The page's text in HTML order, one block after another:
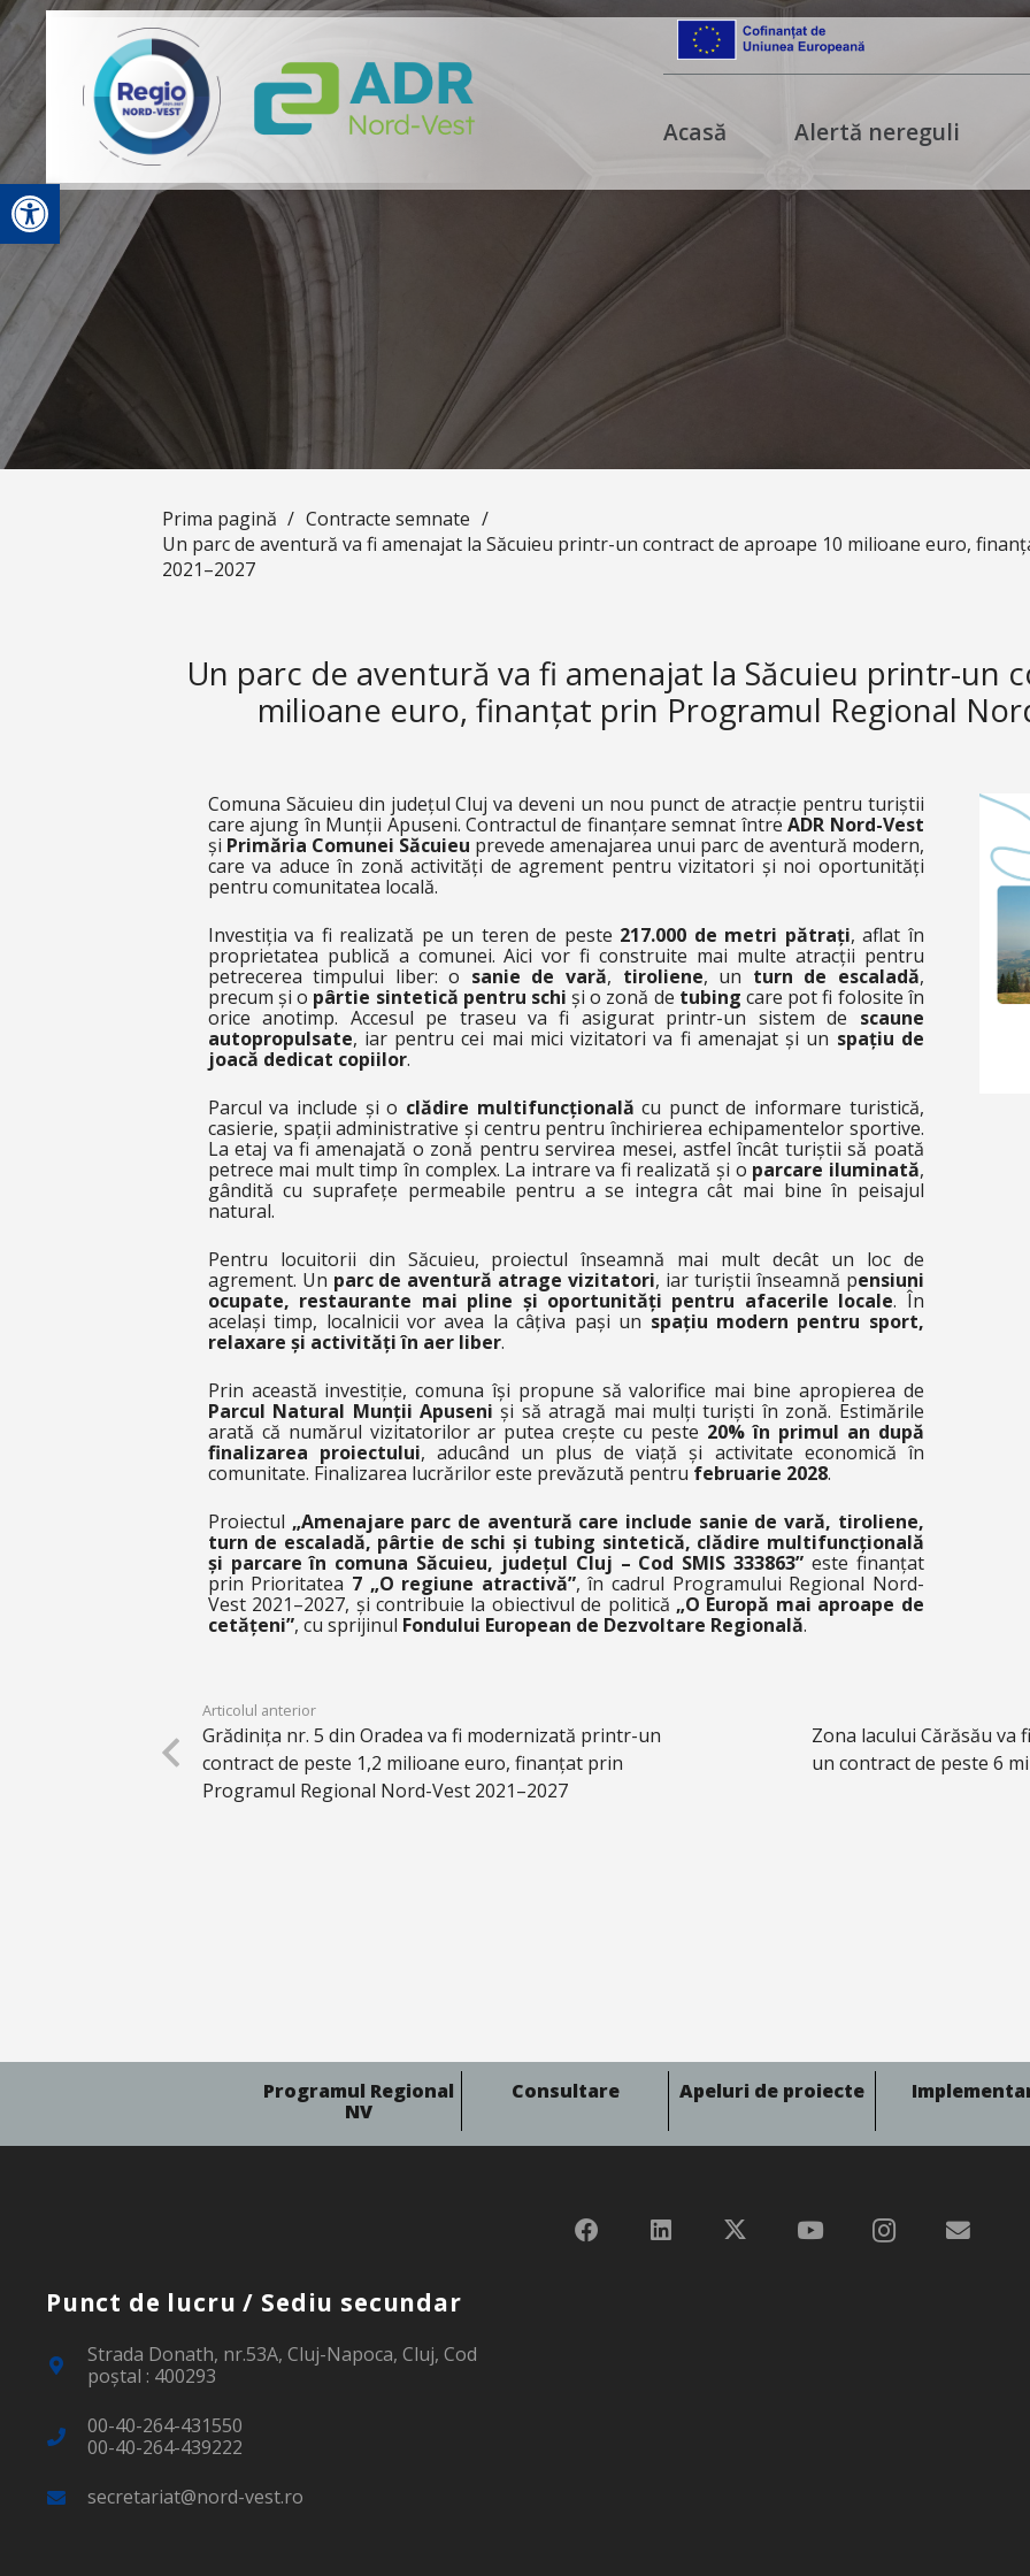
Deschide bara de unelte
Acasă Alertă nereguli
Prima pagină / Contracte semnate /
Un parc de aventură va fi amenajat la Săcuieu printr-un contract de aproape 10 milioane euro,
2021–2027
Un parc de aventură va fi amenajat la Săcuieu printr-un
milioane euro, finanțat prin Programul Regional
Comuna Săcuieu din județul Cluj va deveni un nou punct de atracție pentru turiștii
care ajung în Munții Apuseni. Contractul de finanțare semnat întreADR Nord-Vest
și Primăria Comunei Săcuieu prevede amenajarea unui parc de aventură modern,
care va aduce în zonă activități de agrement pentru vizitatori și noi oportunități
pentru comunitatea locală.
Investiția va fi realizată pe un teren de peste 217.000 de metri pătrați, aflat în
proprietatea publică a comunei. Aici vor fi construite mai multe atracții pentru
petrecerea timpului liber: o sanie de vară, tiroliene, un turn de escaladă,
precum și o pârtie sintetică pentru schi și o zonă de tubing care pot fi folosite în
orice anotimp. Accesul pe traseu va fi asigurat printr-un sistem de scaune
autopropulsate, iar pentru cei mai mici vizitatori va fi amenajat și un spațiu de
joacă dedicat copiilor.
Parcul va include și o clădire multifuncțională cu punct de informare turistică,
casierie, spații administrative și centru pentru închirierea echipamentelor sportive.
La etaj va fi amenajată o zonă pentru servirea mesei, astfel încât turiștii să poată
petrece mai mult timp în complex. La intrare va fi realizată și o parcare iluminată,
gândită cu suprafețe permeabile pentru a se integra cât mai bine în peisajul
natural.
Pentru locuitorii din Săcuieu, proiectul înseamnă mai mult decât un loc de
agrement. Un parc de aventură atrage vizitatori, iar turiștii înseamnă pensiuni
ocupate, restaurante mai pline și oportunități pentru afacerile locale. În
același timp, localnicii vor avea la câțiva pași un spațiu modern pentru sport,
relaxare și activități în aer liber.
Prin această investiție, comuna își propune să valorifice mai bine apropierea de
Parcul Natural Munții Apuseni și să atragă mai mulți turiști în zonă. Estimările
arată că numărul vizitatorilor ar putea crește cu peste 20% în primul an după
finalizarea proiectului, aducând un plus de viață și activitate economică în
comunitate. Finalizarea lucrărilor este prevăzută pentru februarie 2028.
Proiectul „Amenajare parc de aventură care include sanie de vară, tiroliene,
turn de escaladă, pârtie de schi și tubing sintetică, clădire multifuncțională
și parcare în comuna Săcuieu, județul Cluj – Cod SMIS 333863” este finanțat
prin Prioritatea 7 „O regiune atractivă”, în cadrul Programului Regional Nord-
Vest 2021–2027, și contribuie la obiectivul de politică „O Europă mai aproape de
cetățeni”, cu sprijinul Fondului European de Dezvoltare Regională.
Articolul anterior
Grădinița nr. 5 din Oradea va fi modernizată printr-un
contract de peste 1,2 milioane euro, finanțat prin
Programul Regional Nord-Vest 2021–2027
Zona lacului Cărăsău
un contract de peste 6
Programul Regional
NV
Consultare Apeluri de proiecte
Punct de lucru / Sediu secundar
Strada Donath, nr.53A, Cluj-Napoca, Cluj, Cod
poştal : 400293
00-40-264-431550
00-40-264-439222
secretariat@nord-vest.ro